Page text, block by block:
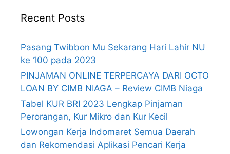
Recent Posts
Pasang Twibbon Mu Sekarang Hari Lahir NU
ke 100 pada 2023
PINJAMAN ONLINE TERPERCAYA DARI OCTO
LOAN BY CIMB NIAGA – Review CIMB Niaga
Tabel KUR BRI 2023 Lengkap Pinjaman
Perorangan, Kur Mikro dan Kur Kecil
Lowongan Kerja Indomaret Semua Daerah
dan Rekomendasi Aplikasi Pencari Kerja